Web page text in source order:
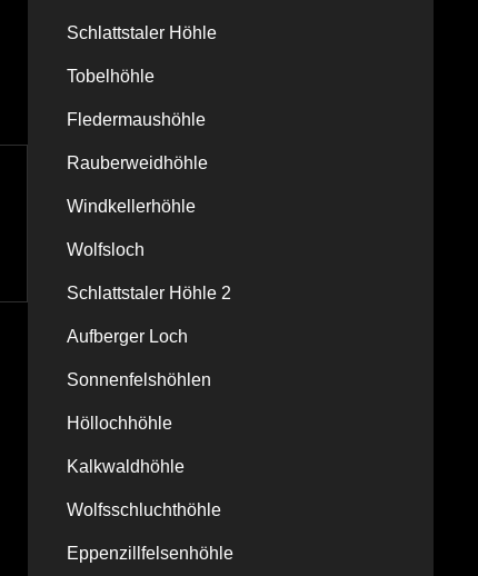
Schlattstaler Höhle
Tobelhöhle
Fledermaushöhle
Rauberweidhöhle
Windkellerhöhle
Wolfsloch
Schlattstaler Höhle 2
Aufberger Loch
Sonnenfelshöhlen
Höllochhöhle
Kalkwaldhöhle
Wolfsschluchthöhle
Eppenzillfelsenhöhle